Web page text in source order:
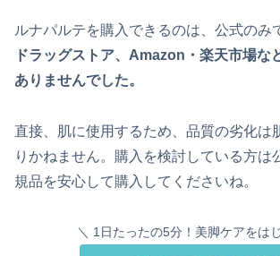
ルナパルテを購入できるのは、公式のみ
ドラッグストア、Amazon・楽天市場な
ありませんでした。
直接、肌に使用するため、品質の劣化は
りかねません。購入を検討している方は
規品を安心して購入してくださいね。
＼ 1日たったの5分！美脚ケアをは